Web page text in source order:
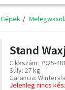
Gépek
Stand
Cikkszám: 7925-
Súly: 27 kg
Garancia:
Jelenleg nincs